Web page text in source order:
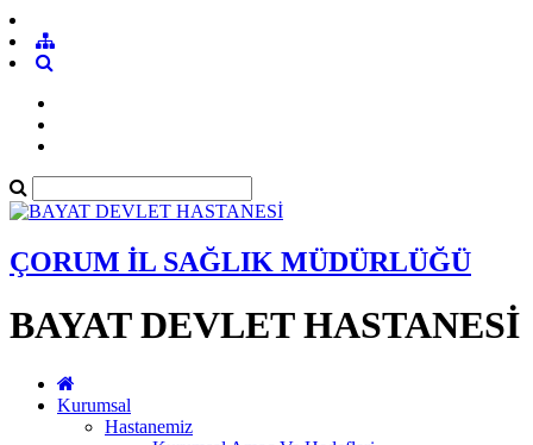
ÇORUM İL SAĞLIK MÜDÜRLÜĞÜ
BAYAT DEVLET HASTANESİ
Kurumsal
Hastanemiz